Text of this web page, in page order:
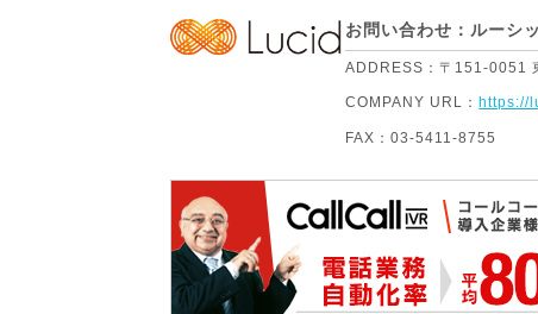
お問い合わせ：ルーシ
ADDRESS：〒151-0051
COMPANY URL： https://
FAX：03-5411-8755